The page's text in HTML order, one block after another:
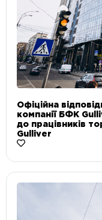
Офіційна
компанії БФК
до працівників
Gulliver